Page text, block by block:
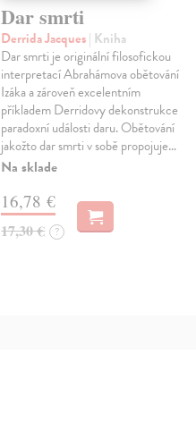
Dar smrti
Derrida Jacques| Kniha
Dar smrti je originální filosofickou
interpretací Abrahámova obětování
Izáka a zároveň excelentním
příkladem Derridovy dekonstrukce
paradoxní události daru. Obětování
jakožto dar smrti v sobě propojuje…
Na sklade
16,78 €
17,30 € ?